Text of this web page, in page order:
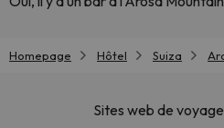
Homepage Hôtel Suiza
Sites web de